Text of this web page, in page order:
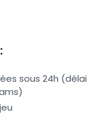
sous 24h (délai